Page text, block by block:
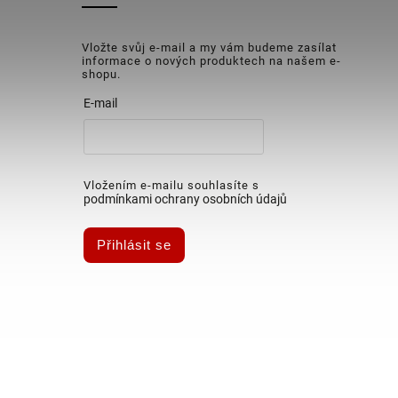
Vložte svůj e-mail a my vám budeme zasílat
informace o nových produktech na našem e-
shopu.
E-mail
Vložením e-mailu souhlasíte s
podmínkami ochrany osobních údajů
Přihlásit se